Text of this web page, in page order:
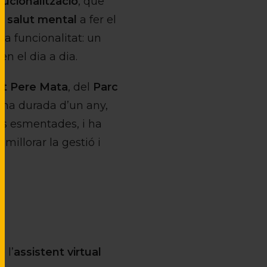
salut mental a fer el
funcionalitat: un
el dia a dia.
Pere Mata, del Parc
durada d’un any,
esmentades, i ha
millorar la gestió i
l’assistent virtual